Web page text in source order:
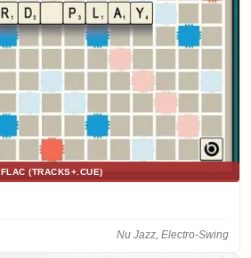
FLAC (TRACKS+.CUE)
Nu Jazz, Electro-Swing